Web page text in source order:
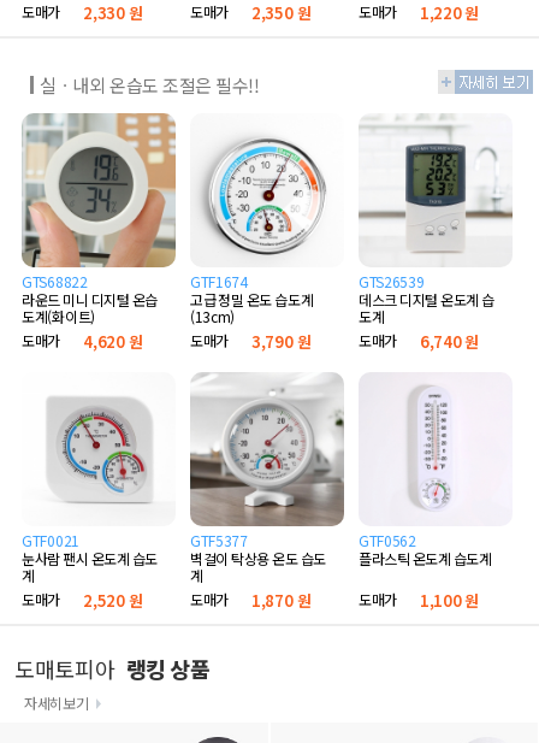
도매가
2,330 원
도매가
2,350 원
도매가
1,220 원
실ㆍ내외 온습도 조절은 필수!!
GTS68822
라운드 미니 디지털 온습
도계(화이트)
도매가
4,620 원
GTF1674
고급 정밀 온도 습도계
(13cm)
도매가
3,790 원
GTS26539
데스크 디지털 온도계 습
도계
도매가
6,740 원
GTF0021
눈사람 팬시 온도계 습도
계
도매가
2,520 원
GTF5377
벽걸이 탁상용 온도 습도
계
도매가
1,870 원
GTF0562
플라스틱 온도계 습도계
도매가
1,100 원
도매토피아 랭킹 상품
자세히보기